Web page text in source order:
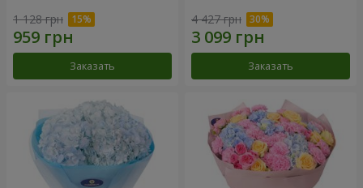
1 128 грн
Заказать
4 427 грн
Заказать